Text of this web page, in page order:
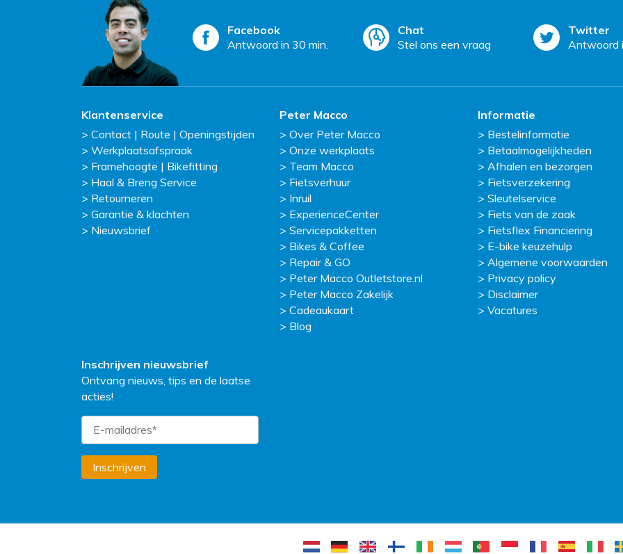
Facebook
Antwoord in 30 min.
Chat
Stel ons een vraag
Twitter
Antwoord
Klantenservice
Contact | Route | Openingstijden
Werkplaatsafspraak
Framehoogte | Bikefitting
Haal & Breng Service
Retourneren
Garantie & klachten
Nieuwsbrief
Peter Macco
Over Peter Macco
Onze werkplaats
Team Macco
Fietsverhuur
Inruil
ExperienceCenter
Servicepakketten
Bikes & Coffee
Repair & GO
Peter Macco Outletstore.nl
Peter Macco Zakelijk
Cadeaukaart
Blog
Informatie
Bestelinformatie
Betaalmogelijkheden
Afhalen en bezorgen
Fietsverzekering
Sleutelservice
Fiets van de zaak
Fietsflex Financiering
E-bike keuzehulp
Algemene voorwaarden
Privacy policy
Disclaimer
Vacatures
Inschrijven nieuwsbrief
Ontvang nieuws, tips en de laatse
acties!
Inschrijven